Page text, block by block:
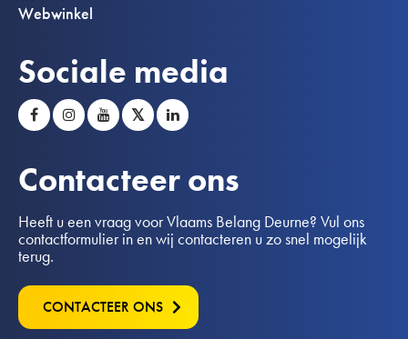
Webwinkel
Sociale media
𝕏
Contacteer ons
Heeft u een vraag voor Vlaams Belang Deurne? Vul ons
contactformulier in en wij contacteren u zo snel mogelijk
terug.
CONTACTEER ONS